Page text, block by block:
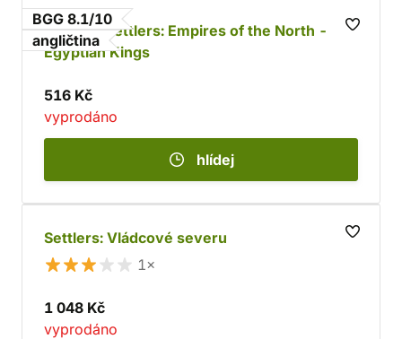
BGG 8.1/10
angličtina
Imperial Settlers: Empires of the North -
Egyptian Kings
516 Kč
vyprodáno
hlídej
Settlers: Vládcové severu
1×
1 048 Kč
vyprodáno